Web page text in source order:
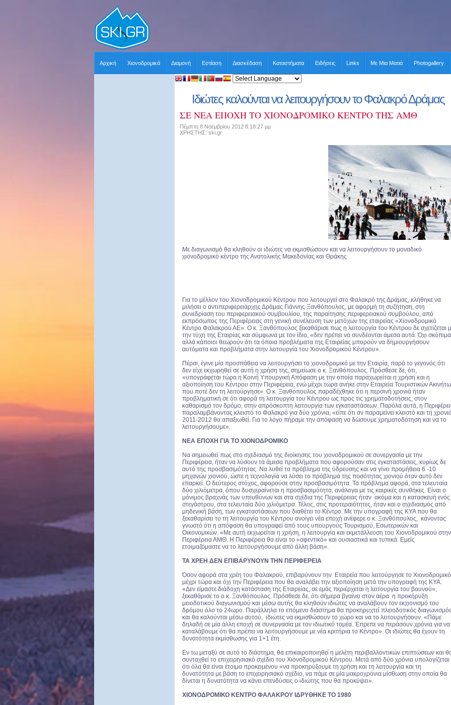
Αρχική Χιονοδρομικά Διαμονή Εστίαση Διασκέδαση Καταστήματα Ειδήσεις Links Με Μια Ματιά Photogallery
Ιδιώτες καλούνται να λειτουργήσουν το Φαλακρό Δράμας
ΣΕ ΝΕΑ ΕΠΟΧΗ ΤΟ ΧΙΟΝΟΔΡΟΜΙΚΟ ΚΕΝΤΡΟ ΤΗΣ ΑΜΘ
Πέμπτη 8 Νοεμβρίου 2012 8:18:27 μμ
ΧΡΗΣΤΗΣ: ski.gr
Με διαγωνισμό θα κληθούν οι ιδιώτες να εκμισθώσουν και να λειτουργήσουν το μοναδικό
χιονοδρομικό κέντρο της Ανατολικής Μακεδονίας και Θράκης
Για το μέλλον του Χιονοδρομικού Κέντρου που λειτουργεί στο Φαλακρό της Δράμας, κλήθηκε να
μιλήσει ο αντιπεριφερειάρχης Δράμας Γιάννης Ξανθόπουλος, με αφορμή τη συζήτηση, στη
συνεδρίαση του περιφερειακού συμβουλίου, της παραίτησης περιφερειακού συμβούλου, από
εκπρόσωπος της Περιφέρειας στη γενική συνέλευση των μετόχων της εταιρείας «Χιονοδρομικό
Κέντρο Φαλακρού ΑΕ». Ο κ. Ξανθόπουλος ξεκαθάρισε πως η λειτουργία του Κέντρου δε σχετίζεται
την τύχη της Εταιρίας και σύμφωνα με τον ίδιο, «δεν πρέπει να συνδέονται άμεσα αυτά. Όχι
αλλά κάποιοι θεωρούν ότι τα όποια προβλήματα της Εταιρείας μπορούν να δημιουργήσουν
αυτόματα και προβλήματα στην λειτουργία του Χιονοδρομικού Κέντρου».
Πέρσι, έγινε μία προσπάθεια να λειτουργήσει το χιονοδρομικό με την Εταιρία, παρά το γεγονός ότι
δεν είχε εκχωρηθεί σε αυτή η χρήση της, σημείωσε ο κ. Ξανθόπουλος. Πρόσθεσε δε, ότι,
«υπογράφεται τώρα η Κοινή Υπουργική Απόφαση με την οποία παραχωρείται η χρήση και η
αξιοποίηση του Κέντρου στην Περιφέρεια, ενώ μέχρι τώρα ανήκε στην Εταιρεία Τουριστικών
που ποτέ δεν τη λειτούργησε». Ο κ. Ξανθόπουλος παραδέχθηκε ότι η περσινή χρονιά ήταν
προβληματική σε ότι αφορά τη λειτουργία του Κέντρου ως προς τις χρηματοδοτήσεις, στον
καθαρισμό τον δρόμο, στην απρόσκοπτη λειτουργία των εγκαταστάσεων. Παρόλα αυτά, η
παραλαμβάνοντας κλειστό το Φαλακρό για δύο χρόνια, «είπε ότι αν παραμείνει κλειστό και τη
2011-2012 θα απαξιωθεί. Για το λόγο πήραμε την απόφαση να δώσουμε χρηματοδότηση και να το
λειτουργήσουμε».
ΝΕΑ ΕΠΟΧΗ ΓΙΑ ΤΟ ΧΙΟΝΟΔΡΟΜΙΚΟ
Να σημειωθεί πως στο σχεδιασμό της διοίκησης του χιονοδρομικού σε συνεργασία με την
Περιφέρεια, ήταν να λύσουν τα άμεσα προβλήματα που αφορούσαν στις εγκαταστάσεις, κυρίως δε
αυτό της προσβασιμότητας. Να λυθεί το πρόβλημα της ύδρευσης και να γίνει προμήθεια 6 -10
μηχανών χιονιού, ώστε η τεχνολογία να λύσει το πρόβλημα της ποσότητας χιονιού όταν αυτό δεν
επαρκεί. Ο δεύτερος στόχος, αφορούσε στην προσβασιμότητα. Το πρόβλημα αφορά, στα τελευταία
δύο χιλιόμετρα, όπου δυσχεραίνεται η προσβασιμότητα, ανάλογα με τις καιρικές συνθήκες. Είναι ο
μόνιμος βραχνάς των υπευθύνων και στα σχέδια της Περιφέρειας ήταν ακόμα και η κατασκευή ενός
στεγάστρου, στα τελευταία δύο χιλιόμετρα. Τέλος, στις προτεραιότητες, ήταν και ο σχεδιασμός από
μηδενική βάση, των εγκαταστάσεων που διαθέτει το Κέντρο. Με την υπογραφή της ΚΥΑ που θα
ξεκαθαρίσει το τη λειτουργία του Κέντρου ανοίγει νέα εποχή ανέφερε ο κ. Ξανθόπουλος, κάνοντας
γνωστό ότι η απόφαση θα υπογραφεί από τους υπουργούς Τουρισμού, Εσωτερικών και
Οικονομικών. «Με αυτή εκχωρείται η χρήση, η λειτουργία και εκμετάλλευση του Χιονοδρομικού στην
Περιφέρεια ΑΜΘ. Η Περιφέρεια θα είναι το «αφεντικό» και ουσιαστικά και τυπικά. Εμείς
ετοιμαζόμαστε να το λειτουργήσουμε από άλλη βάση».
ΤΑ ΧΡΕΗ ΔΕΝ ΕΠΙΒΑΡΥΝΟΥΝ ΤΗΝ ΠΕΡΙΦΕΡΕΙΑ
Όσον αφορά στα χρέη του Φαλακρού, επιβαρύνουν την Εταιρεία που λειτούργησε το Χιονοδρομικό
μέχρι τώρα και όχι την Περιφέρεια που θα αναλάβει την αξιοποίηση μετά την υπογραφή της ΚΥΑ.
«Δεν είμαστε διάδοχη κατάσταση της Εταιρείας, σε εμάς περιέρχεται η λειτουργία του βουνού»,
ξεκαθάρισε το ο κ. Ξανθόπουλος. Πρόσθεσε δε, ότι σήμερα βγαίνει στον αέρα η προκήρυξη
μειοδοτικού διαγωνισμού και μέσω αυτής θα κληθούν ιδιώτες να αναλάβουν τον εκχιονισμό του
δρόμου όλο το 24ωρο. Παράλληλα το επόμενο διάστημα θα προκηρυχτεί πλειοδοτικός
και θα καλούνται μέσω αυτού, ιδιώτες να εκμισθώσουν το χώρο και να το λειτουργήσουν. «Πάμε
δηλαδή σε μία άλλη εποχή σε συνεργασία με τον ιδιωτικό τομέα. Έπρεπε να περάσουν χρόνια για να
καταλάβουμε ότι θα πρέπει να λειτουργήσουμε με νέα κριτήρια το Κέντρο». Οι ιδιώτες θα έχουν τη
δυνατότητα εκμίσθωσης για 1+1 έτη.
Εν τω μεταξύ σε αυτό το διάστημα, θα επικαιροποιηθεί η μελέτη περιβαλλοντικών επιπτώσεων και
συνταχθεί το επιχειρησιακό σχέδιο του Χιονοδρομικού Κέντρου. Μετά από δύο χρόνια υπολογίζεται
ότι όλα θα είναι έτοιμα προκειμένου «να προκηρύξουμε τη χρήση και τη λειτουργία και τη
δυνατότητα με βάση το επιχειρησιακό σχέδιο, να πάμε σε μία μακροχρόνια μίσθωση στην οποία θα
δίνεται η δυνατότητα να κάνει επενδύσεις ο ιδιώτης που θα προκύψει».
ΧΙΟΝΟΔΡΟΜΙΚΟ ΚΕΝΤΡΟ ΦΑΛΑΚΡΟΥ ΙΔΡΥΘΗΚΕ ΤΟ 1980